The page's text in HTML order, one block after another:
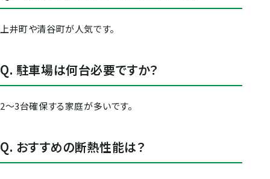
上井町や清谷町が人気です。
Q. 駐車場は何台必要ですか？
2〜3台確保する家庭が多いです。
Q. おすすめの断熱性能は？